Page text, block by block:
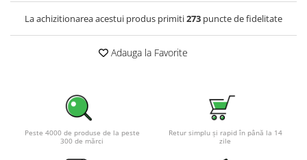
La achizitionarea acestui produs primiti273 puncte de fidelitate
Adauga la Favorite
Peste 4000 de produse de la peste
300 de mărci
Retur simplu și rapid în până la 14
zile